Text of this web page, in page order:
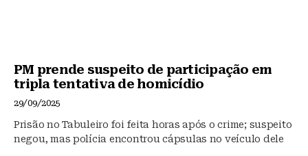
PM prende suspeito de participação em
tripla tentativa de homicídio
29/09/2025
Prisão no Tabuleiro foi feita horas após o crime; suspeito
negou, mas polícia encontrou cápsulas no veículo dele